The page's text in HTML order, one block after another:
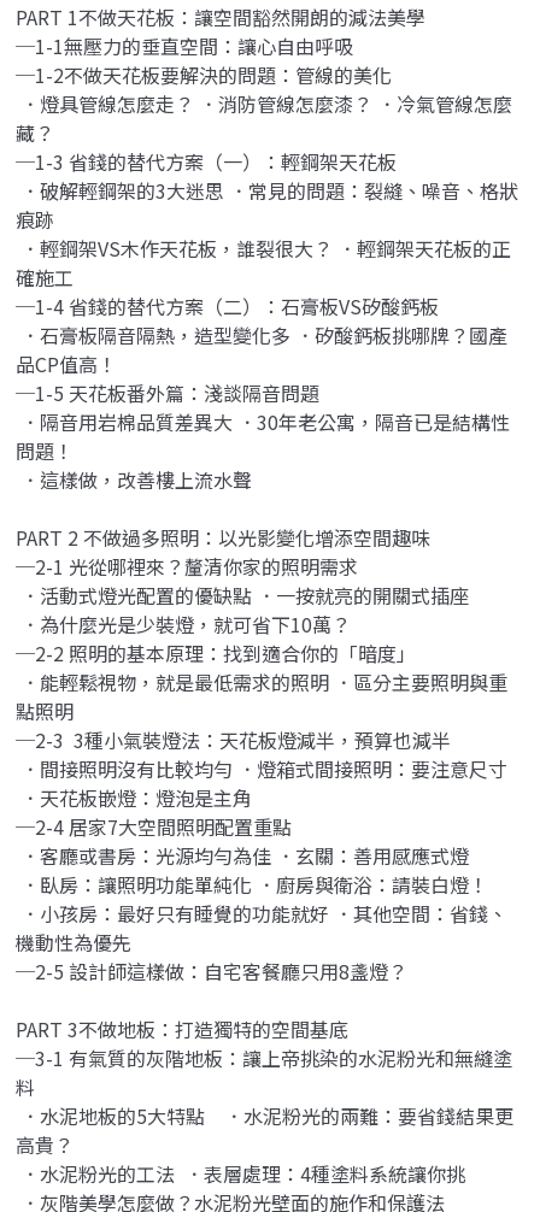
PART 1不做天花板：讓空間豁然開朗的減法美學
─1-1無壓力的垂直空間：讓心自由呼吸
─1-2不做天花板要解決的問題：管線的美化
．燈具管線怎麼走？ ．消防管線怎麼漆？ ．冷氣管線怎麼
藏？
─1-3 省錢的替代方案（一）：輕鋼架天花板
．破解輕鋼架的3大迷思 ．常見的問題：裂縫、噪音、格狀
痕跡
．輕鋼架VS木作天花板，誰裂很大？ ．輕鋼架天花板的正
確施工
─1-4 省錢的替代方案（二）：石膏板VS矽酸鈣板
．石膏板隔音隔熱，造型變化多 ．矽酸鈣板挑哪牌？國產
品CP值高！
─1-5 天花板番外篇：淺談隔音問題
．隔音用岩棉品質差異大 ．30年老公寓，隔音已是結構性
問題！
．這樣做，改善樓上流水聲
PART 2 不做過多照明：以光影變化增添空間趣味
─2-1 光從哪裡來？釐清你家的照明需求
．活動式燈光配置的優缺點 ．一按就亮的開關式插座
．為什麼光是少裝燈，就可省下10萬？
─2-2 照明的基本原理：找到適合你的「暗度」
．能輕鬆視物，就是最低需求的照明 ．區分主要照明與重
點照明
─2-3 3種小氣裝燈法：天花板燈減半，預算也減半
．間接照明沒有比較均勻 ．燈箱式間接照明：要注意尺寸
．天花板嵌燈：燈泡是主角
─2-4 居家7大空間照明配置重點
．客廳或書房：光源均勻為佳 ．玄關：善用感應式燈
．臥房：讓照明功能單純化 ．廚房與衛浴：請裝白燈！
．小孩房：最好只有睡覺的功能就好 ．其他空間：省錢、
機動性為優先
─2-5 設計師這樣做：自宅客餐廳只用8盞燈？
PART 3不做地板：打造獨特的空間基底
─3-1 有氣質的灰階地板：讓上帝挑染的水泥粉光和無縫塗
料
．水泥地板的5大特點 ．水泥粉光的兩難：要省錢結果更
高貴？
．水泥粉光的工法 ．表層處理：4種塗料系統讓你挑
．灰階美學怎麼做？水泥粉光壁面的施作和保護法